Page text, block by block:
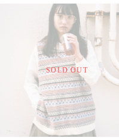
SOLD OUT